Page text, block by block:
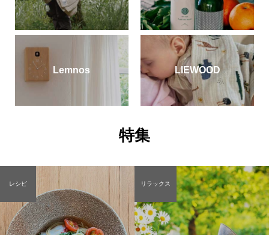
Lemnos LIEWOOD
特集
レシピ リラックス